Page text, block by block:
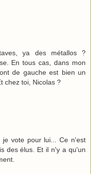
ya des métallos ?
En tous cas, dans mon
de gauche est bien un
chez toi, Nicolas ?
vote pour lui... Ce n'est
des élus. Et il n'y a qu'un